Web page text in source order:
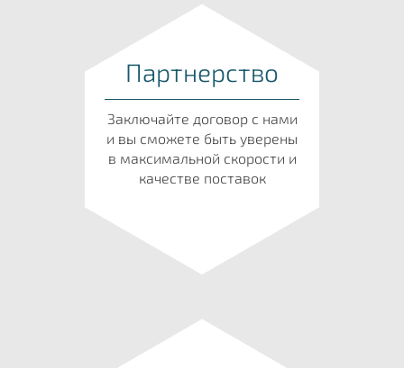
Партнерство
Заключайте договор с нами
и вы сможете быть уверены
в максимальной скорости и
качестве поставок